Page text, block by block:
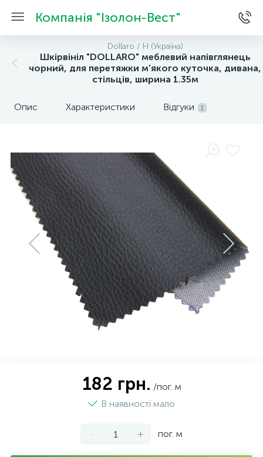
Компанія "Ізолон-Вест"
Dollaro / H (Україна)
Шкірвініл "DOLLARO" меблевий напівглянець
чорний, для перетяжки м'якого куточка, дивана,
стільців, ширина 1.35м
Опис Характеристики Відгуки 1
182 грн. /пог. м
В наявності мало
- + пог. м